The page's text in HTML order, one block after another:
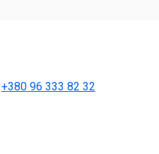
+380 96 333 82 32